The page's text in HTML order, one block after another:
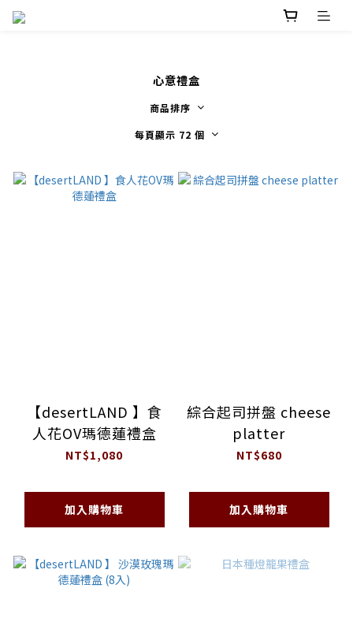
心意禮盒
商品排序
每頁顯示 72 個
【desertLAND 】食
人花OV瑪德蓮禮盒
NT$1,080
加入購物車
綜合起司拼盤 cheese
platter
NT$680
加入購物車